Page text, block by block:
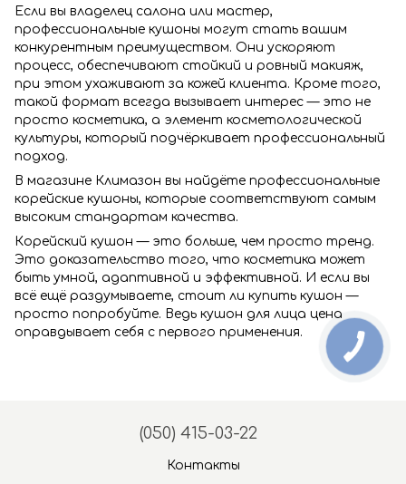
Если вы владелец салона или мастер,
профессиональные кушоны могут стать вашим
конкурентным преимуществом. Они ускоряют
процесс, обеспечивают стойкий и ровный макияж,
при этом ухаживают за кожей клиента. Кроме того,
такой формат всегда вызывает интерес — это не
просто косметика, а элемент косметологической
культуры, который подчёркивает профессиональный
подход.
В магазине Климазон вы найдёте пpoфeccиoнaльныe
кopeйcкиe кушoны, которые соответствуют самым
высоким стандартам качества.
Кopeйcкий кушoн — это больше, чем просто тренд.
Это доказательство того, что косметика может
быть умной, адаптивной и эффективной. И если вы
всё ещё раздумываете, стоит ли купить кушон —
просто попробуйте. Ведь кушон для лица цена
оправдывает себя с первого применения.
(050) 415-03-22
Контакты